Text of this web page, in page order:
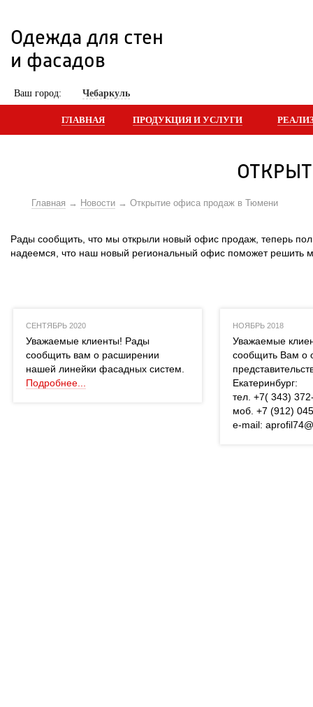
Одежда для стен
и фасадов
Ваш город: Чебаркуль
ГЛАВНАЯ ПРОДУКЦИЯ И УСЛУГИ
Главная Новости Открытие офиса продаж в Тюмени
Рады сообщить, что мы открыли новый офис продаж, теперь
надеемся, что наш новый региональный офис поможет решить
СЕНТЯБРЬ 2020
Уважаемые клиенты! Рады
сообщить вам о расширении
нашей линейки фасадных систем.
Подробнее...
НОЯБРЬ 2018
Уважаемые
сообщить Вам о
Екатеринбург:
тел. +7( 343)
моб. +7 (912)
e-mail: